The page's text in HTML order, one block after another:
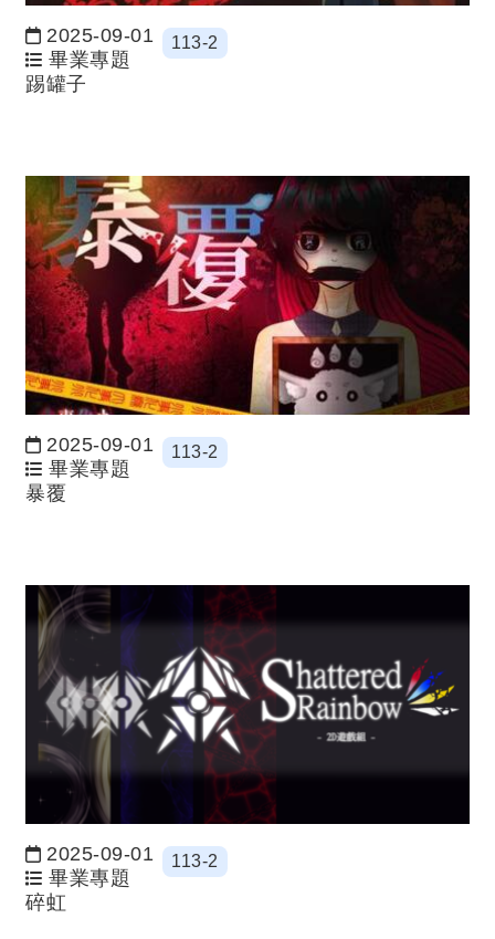
日期：
2025-09-01
畢業專題
113-2
踢罐子
日期：
2025-09-01
畢業專題
113-2
暴覆
日期：
2025-09-01
畢業專題
113-2
碎虹